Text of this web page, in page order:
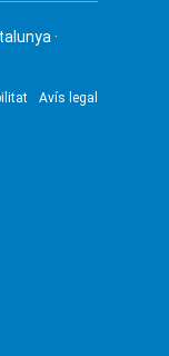
·
Avís legal